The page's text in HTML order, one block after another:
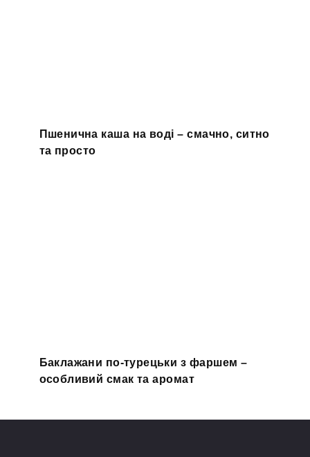
Пшенична каша на воді – смачно, ситно
та просто
Баклажани по-турецьки з фаршем –
особливий смак та аромат